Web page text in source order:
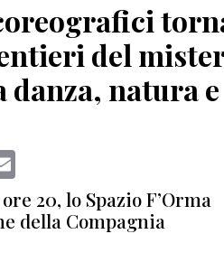
del
natura e
20, lo Spazio F’Orma
della Compagnia